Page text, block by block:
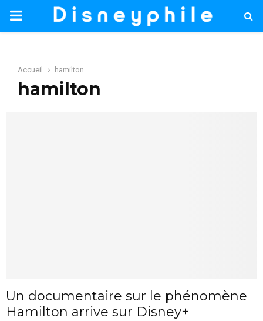
PRIMARY
Accueil hamilton
hamilton
Un documentaire sur le phénomène
Hamilton arrive sur Disney+